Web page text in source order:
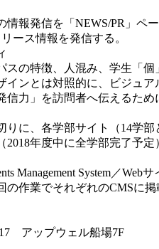
報発信を「NEWS/PR」ペ
ース情報を発信する。
の特徴、人混み、学生「
ンとは対照的に、ビジュ
力」を訪問者へ伝えるため
に、各学部サイト（14学
年度中に全学部完了予
Management System／
作業でそれぞれのCMSに
アップウェル船場7F